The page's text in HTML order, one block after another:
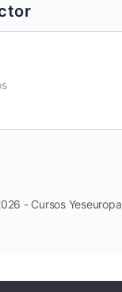
- Cursos Yeseuropa